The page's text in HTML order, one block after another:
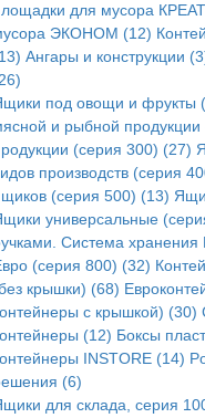
для мусора
ЭКОНОМ (12)
Ангары и конструкции
под овощи и фрукты
и рыбной
(серия 300) (27)
производств (серия
(серия 500) (13)
универсальные
Система хранения
(серия 800) (32)
крышки) (68)
с крышкой) (30)
(12) Боксы
INSTORE (14)
(6)
для склада, серия